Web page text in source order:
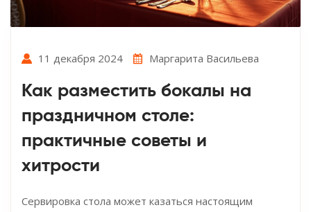
11 декабря 2024 Маргарита Васильева
Как разместить бокалы на
праздничном столе:
практичные советы и
хитрости
Сервировка стола может казаться настоящим